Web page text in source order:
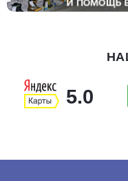
5.0